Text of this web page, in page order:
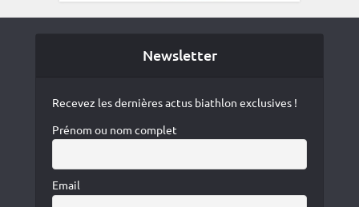
Newsletter
Recevez les dernières actus biathlon exclusives !
Prénom ou nom complet
Email